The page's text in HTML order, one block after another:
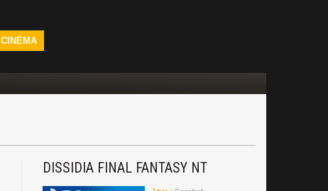
CINÉMA
DISSIDIA FINAL FANTASY NT